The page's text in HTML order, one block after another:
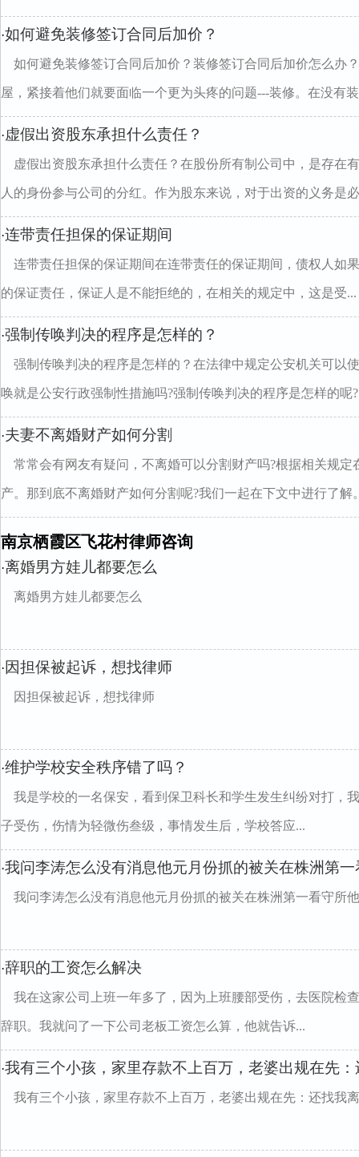
·如何避免装修签订合同后加价？
如何避免装修签订合同后加价？装修签订合同后加价怎么办
屋，紧接着他们就要面临一个更为头疼的问题---装修。在没有
·虚假出资股东承担什么责任？
虚假出资股东承担什么责任？在股份所有制公司中，是存在
人的身份参与公司的分红。作为股东来说，对于出资的义务是
·连带责任担保的保证期间
连带责任担保的保证期间在连带责任的保证期间，债权人如
的保证责任，保证人是不能拒绝的，在相关的规定中，这是受...
·强制传唤判决的程序是怎样的？
强制传唤判决的程序是怎样的？在法律中规定公安机关可以
唤就是公安行政强制性措施吗?强制传唤判决的程序是怎样的呢
·夫妻不离婚财产如何分割
常常会有网友有疑问，不离婚可以分割财产吗?根据相关规
产。那到底不离婚财产如何分割呢?我们一起在下文中进行了解
南京栖霞区飞花村律师咨询
·离婚男方娃儿都要怎么
离婚男方娃儿都要怎么
· 因担保被起诉，想找律师
因担保被起诉，想找律师
·维护学校安全秩序错了吗？
我是学校的一名保安，看到保卫科长和学生发生纠纷对打，
子受伤，伤情为轻微伤叁级，事情发生后，学校答应...
·我问李涛怎么没有消息他元月份抓的被关在株洲第
我问李涛怎么没有消息他元月份抓的被关在株洲第一看守所
·辞职的工资怎么解决
我在这家公司上班一年多了，因为上班腰部受伤，去医院检
辞职。我就问了一下公司老板工资怎么算，他就告诉...
·我有三个小孩，家里存款不上百万，老婆出规在先
我有三个小孩，家里存款不上百万，老婆出规在先：还找我